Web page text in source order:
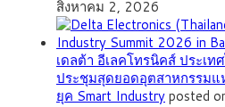
สิงหาคม 2, 2026
เดลต้า อีเลคโทรนิคส์ ประเท
ประชุมสุดยอดอุตสาหกรรม
ยุค Smart Industryposted